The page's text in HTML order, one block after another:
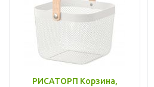
РИСАТОРП Корзина,